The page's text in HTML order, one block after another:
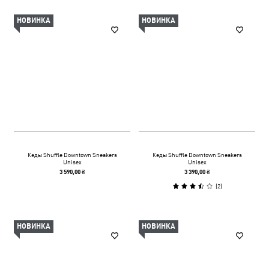
НОВИНКА
Кеды Shuffle Downtown Sneakers
Unisex
3 590,00 ₴
НОВИНКА
Кеды Shuffle Downtown Sneakers
Unisex
3 390,00 ₴
(2)
НОВИНКА НОВИНКА